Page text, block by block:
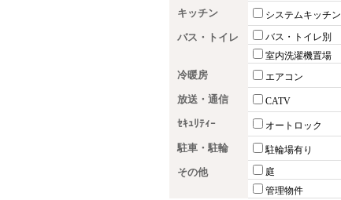
キッチン システムキッチン
バス・トイレ バス・トイレ別
室内洗濯機置場
冷暖房 エアコン
放送・通信 CATV
ｾｷｭﾘﾃｨｰ オートロック
駐車・駐輪 駐輪場有り
その他 庭
管理物件